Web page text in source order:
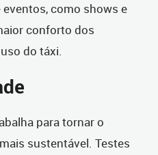
como shows e
conforto dos
do táxi.
para tornar o
sustentável. Testes